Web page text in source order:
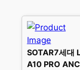
SOTAR7세대
A10 PRO